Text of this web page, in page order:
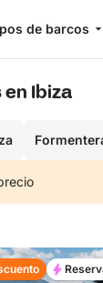
de barcos
Ibiza